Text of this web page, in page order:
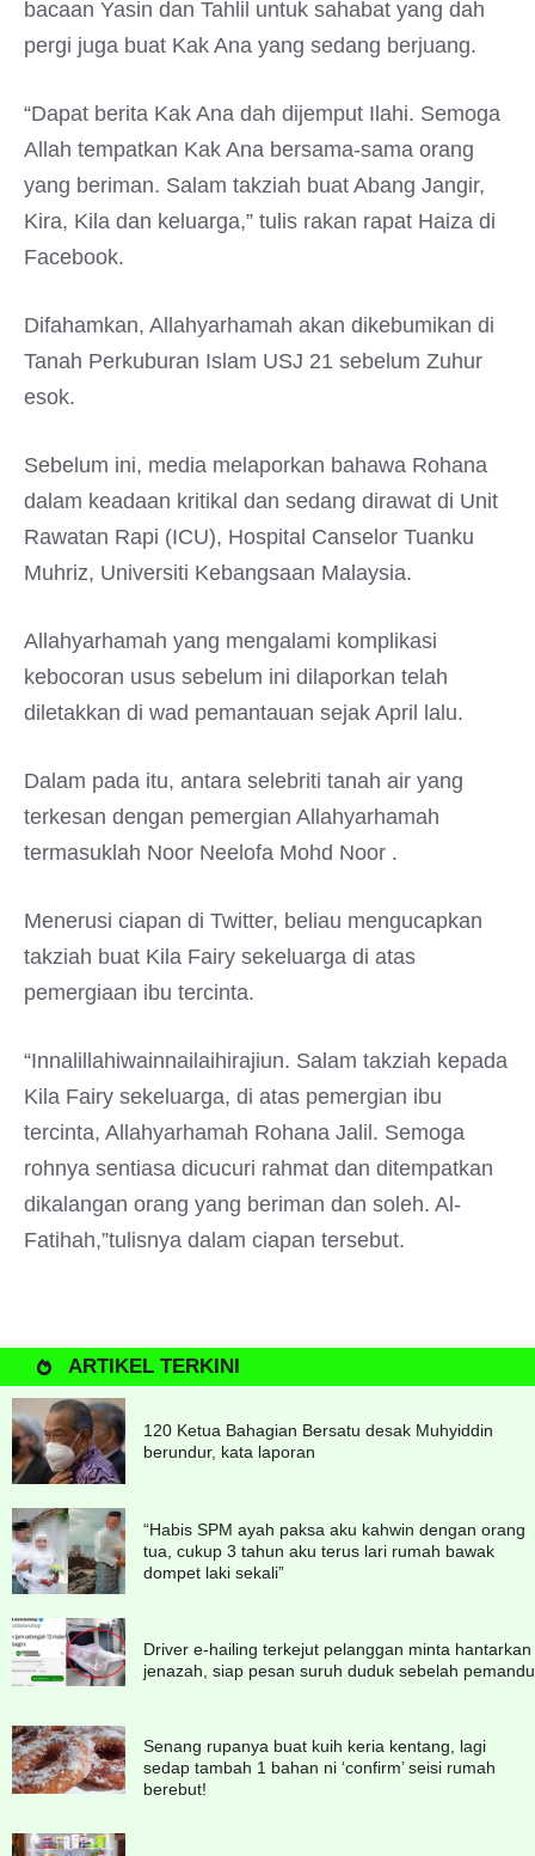
bacaan Yasin dan Tahlil untuk sahabat yang dah
pergi juga buat Kak Ana yang sedang berjuang.
“Dapat berita Kak Ana dah dijemput Ilahi. Semoga
Allah tempatkan Kak Ana bersama-sama orang
yang beriman. Salam takziah buat Abang Jangir,
Kira, Kila dan keluarga,” tulis rakan rapat Haiza di
Facebook.
Difahamkan, Allahyarhamah akan dikebumikan di
Tanah Perkuburan Islam USJ 21 sebelum Zuhur
esok.
Sebelum ini, media melaporkan bahawa Rohana
dalam keadaan kritikal dan sedang dirawat di Unit
Rawatan Rapi (ICU), Hospital Canselor Tuanku
Muhriz, Universiti Kebangsaan Malaysia.
Allahyarhamah yang mengalami komplikasi
kebocoran usus sebelum ini dilaporkan telah
diletakkan di wad pemantauan sejak April lalu.
Dalam pada itu, antara selebriti tanah air yang
terkesan dengan pemergian Allahyarhamah
termasuklah Noor Neelofa Mohd Noor .
Menerusi ciapan di Twitter, beliau mengucapkan
takziah buat Kila Fairy sekeluarga di atas
pemergiaan ibu tercinta.
“Innalillahiwainnailaihirajiun. Salam takziah kepada
Kila Fairy sekeluarga, di atas pemergian ibu
tercinta, Allahyarhamah Rohana Jalil. Semoga
rohnya sentiasa dicucuri rahmat dan ditempatkan
dikalangan orang yang beriman dan soleh. Al-
Fatihah,”tulisnya dalam ciapan tersebut.
ARTIKEL TERKINI
120 Ketua Bahagian Bersatu desak Muhyiddin
berundur, kata laporan
“Habis SPM ayah paksa aku kahwin dengan orang
tua, cukup 3 tahun aku terus lari rumah bawak
dompet laki sekali”
Driver e-hailing terkejut pelanggan minta hantarkan
jenazah, siap pesan suruh duduk sebelah pemandu
Senang rupanya buat kuih keria kentang, lagi
sedap tambah 1 bahan ni ‘confirm’ seisi rumah
berebut!